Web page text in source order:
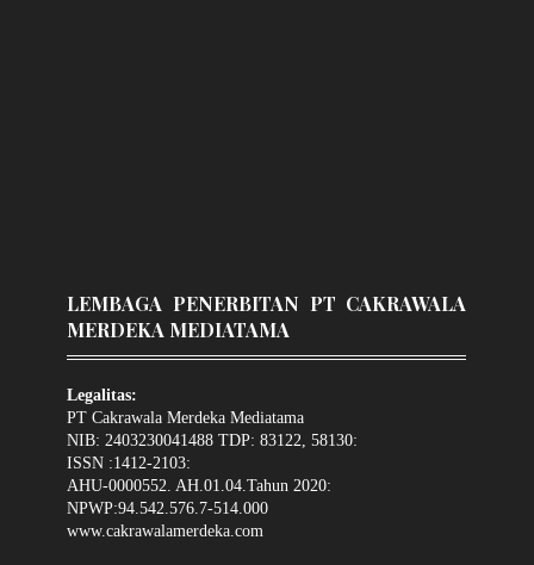
LEMBAGA PENERBITAN PT CAKRAWALA
MERDEKA MEDIATAMA
Legalitas:
PT Cakrawala Merdeka Mediatama
NIB: 2403230041488 TDP: 83122, 58130:
ISSN :1412-2103:
AHU-0000552. AH.01.04.Tahun 2020:
NPWP:94.542.576.7-514.000
www.cakrawalamerdeka.com